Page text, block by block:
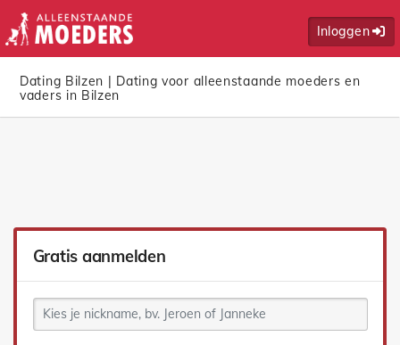
Inloggen
Dating Bilzen | Dating voor alleenstaande moeders en
vaders in Bilzen
Gratis aanmelden